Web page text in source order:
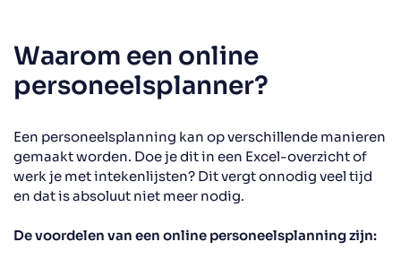
Waarom een online
personeelsplanner?
Een personeelsplanning kan op verschillende manieren
gemaakt worden. Doe je dit in een Excel-overzicht of
werk je met intekenlijsten? Dit vergt onnodig veel tijd
en dat is absoluut niet meer nodig.
De voordelen van een online personeelsplanning zijn: